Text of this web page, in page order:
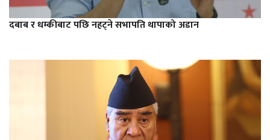
दबाब र धम्कीबाट पछि नहट्ने सभापति थापाको अडान